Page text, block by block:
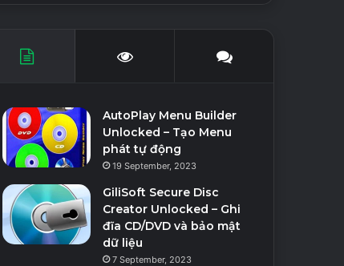
AutoPlay Menu Builder
Unlocked – Tạo Menu
phát tự động
19 September, 2023
GiliSoft Secure Disc
Creator Unlocked – Ghi
đĩa CD/DVD và bảo mật
dữ liệu
7 September, 2023